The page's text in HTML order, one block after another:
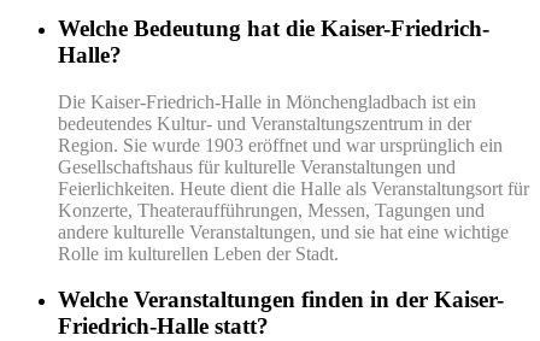
Welche Bedeutung hat die Kaiser-Friedrich-
Halle?
Die Kaiser-Friedrich-Halle in Mönchengladbach ist ein
bedeutendes Kultur- und Veranstaltungszentrum in der
Region. Sie wurde 1903 eröffnet und war ursprünglich ein
Gesellschaftshaus für kulturelle Veranstaltungen und
Feierlichkeiten. Heute dient die Halle als Veranstaltungsort für
Konzerte, Theateraufführungen, Messen, Tagungen und
andere kulturelle Veranstaltungen, und sie hat eine wichtige
Rolle im kulturellen Leben der Stadt.
Welche Veranstaltungen finden in der Kaiser-
Friedrich-Halle statt?